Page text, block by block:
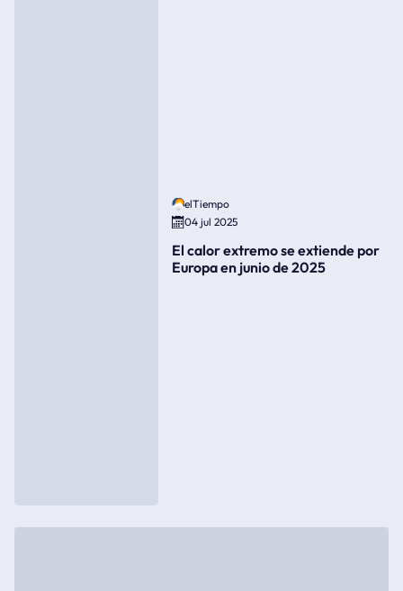
elTiempo
04 jul 2025
El calor extremo se extiende por
Europa en junio de 2025